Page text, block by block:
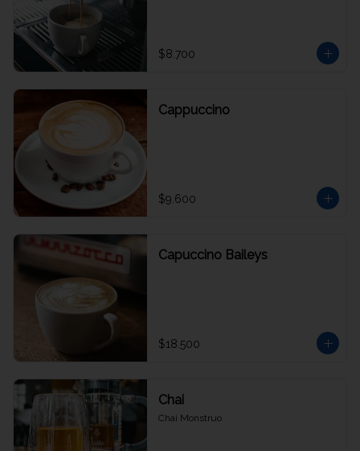
$8.700
Cappuccino
$9.600
Capuccino Baileys
$18.500
Chai
Chai Monstruo